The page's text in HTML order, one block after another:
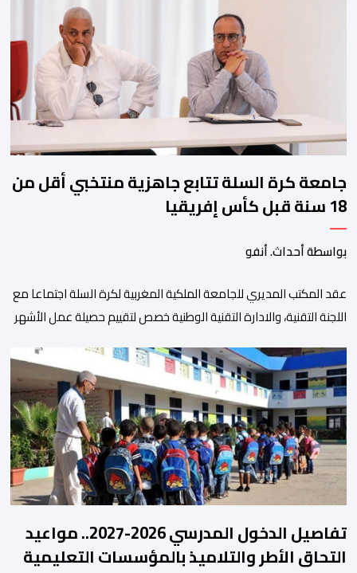
ولم تخل هذه الدورة من مؤشرات إيجابية على مستوى تنوعالمشاركة،
وتبرز هذه الأرقام الحجم الكبير الذي باتت تعرفه تظاهرةالتبوريدة
ومن المرتقب أن تعرف فعاليات الموسم إقبالا جماهيريا
واسعا،في ظل الشغف الكبير الذي يحظى به فن التبوريدة، باعتبارهأحد
جامعة كرة السلة تتابع جاهزية منتخبي أقل من
18 سنة قبل كأس إفريقيا
بواسطة أحداث. أنفو
عقد المكتب المديري للجامعة الملكية المغربية لكرة السلة اجتماعا مع
اللجنة التقنية، والادارة التقنية الوطنية خصص لتقييم حصيلة عمل الأشهر
المنتخبات الوطنية خلال الفترة الأخيرة. وشهد الاجتماع تقديم عرض
مفصل حول مشاركة المنتخبين الوطنيين لأقل من 18 سنة، إناثا وذكورا،
من طرف اللجنة التقنية التي واكبت كل […]
تفاصيل الدخول المدرسي 2026-2027.. مواعيد
التحاق الأطر والتلاميذ بالمؤسسات التعليمية